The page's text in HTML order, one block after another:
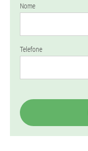
Nome
Telefone